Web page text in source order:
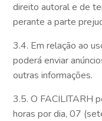
direito autoral e de
perante a parte
3.4. Em relação ao
poderá enviar
outras informações.
3.5. O FACILITARH
horas por dia, 07